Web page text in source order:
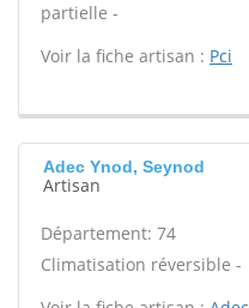
partielle -
Voir la fiche artisan : Pci
Adec Ynod, Seynod
Artisan
Département: 74
Climatisation réversible -